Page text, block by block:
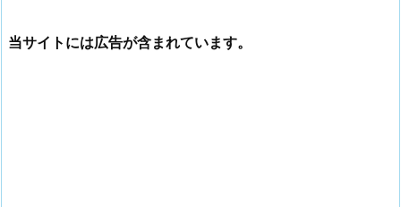
当サイトには広告が含まれています。